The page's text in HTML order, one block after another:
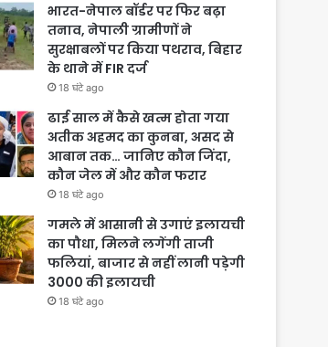
भारत-नेपाल बॉर्डर पर फिर बढ़ा
तनाव, नेपाली ग्रामीणों ने
सुरक्षाबलों पर किया पथराव, बिहार
के थाने में FIR दर्ज
18 घंटे ago
ढाई साल में कैसे खत्म होता गया
अतीक अहमद का कुनबा, असद से
आबान तक… जानिए कौन जिंदा,
कौन जेल में और कौन फरार
18 घंटे ago
गमले में आसानी से उगाएं इलायची
का पौधा, मिलने लगेंगी ताजी
फलियां, बाजार से नहीं लानी पड़ेगी
3000 की इलायची
18 घंटे ago